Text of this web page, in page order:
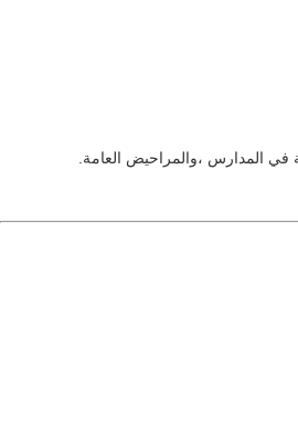
في المدارس ،والمراحيض العامة.